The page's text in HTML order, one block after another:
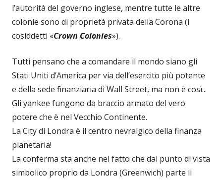
l’autorità del governo inglese, mentre tutte le altre
colonie sono di proprietà privata della Corona (i
cosiddetti «Crown Colonies»).
Tutti pensano che a comandare il mondo siano gli
Stati Uniti d’America per via dell’esercito più potente
e della sede finanziaria di Wall Street, ma non è così...
Gli yankee fungono da braccio armato del vero
potere che è nel Vecchio Continente.
La City di Londra è il centro nevralgico della finanza
planetaria!
La conferma sta anche nel fatto che dal punto di vista
simbolico proprio da Londra (Greenwich) parte il